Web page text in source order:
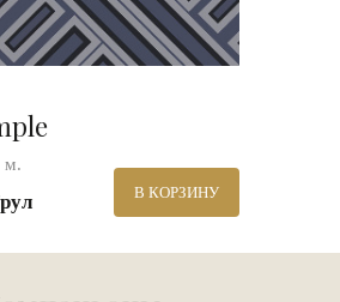
м.
В КОРЗИНУ